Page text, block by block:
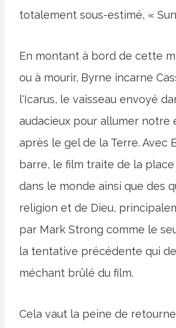
totalement sous-estimé, «
En montant à bord de cette
ou à mourir, Byrne incarne
l'Icarus, le vaisseau envoyé
audacieux pour allumer notre
après le gel de la Terre. Avec
barre, le film traite de la
dans le monde ainsi que des
religion et de Dieu,
par Mark Strong comme le
la tentative précédente qui
méchant brûlé du film.
Cela vaut la peine de